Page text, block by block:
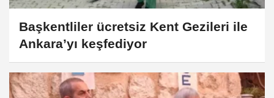
Başkentliler ücretsiz Kent Gezileri ile
Ankara’yı keşfediyor